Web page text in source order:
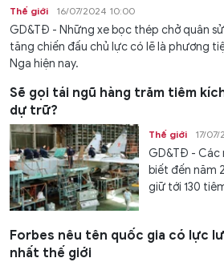
Thế giới 16/07/2024 10:00
GD&TĐ - Những xe bọc thép chở quân
tăng chiến đấu chủ lực có lẽ là phương
Nga hiện nay.
Sẽ gọi tái ngũ hàng trăm tiêm
dự trữ?
Thế giới 17/
GD&TĐ - Các
biết đến năm
giữ tới 130
Forbes nêu tên quốc gia có lực
nhất thế giới